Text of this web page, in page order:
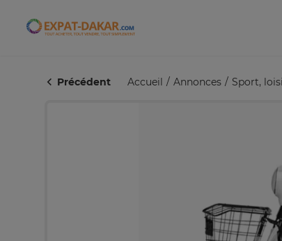
Expat-Dakar
Précédent Accueil Annonces Sport,